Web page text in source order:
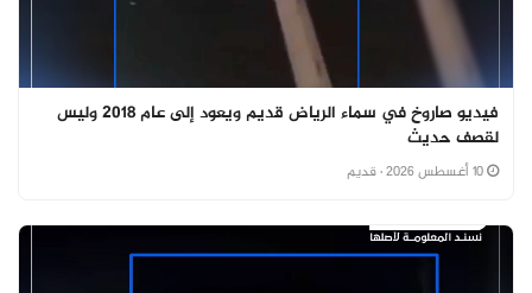
فيديو صاروخ في سماء الرياض قديم ويعود إلى عام 2018 وليس
لقصف حديث
· قديم